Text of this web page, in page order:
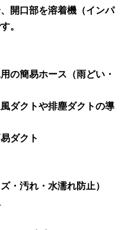
開口部を溶着機（インパ
。
の簡易ホース（雨どい・
ダクトや排塵ダクトの導
易ダクト
・汚れ・水濡れ防止）